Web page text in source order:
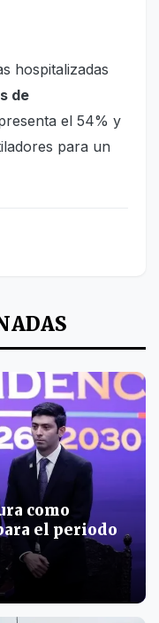
hospitalizadas
de
el 54% y
para un
como
el periodo